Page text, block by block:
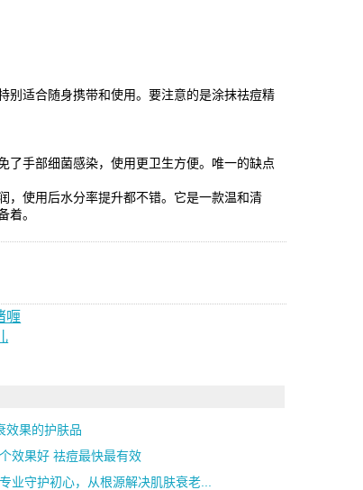
别适合随身携带和使用。要注意的是涂抹祛痘精
了手部细菌感染，使用更卫生方便。唯一的缺点
，使用后水分率提升都不错。它是一款温和清
着。
喱
效果的护肤品
效果好 祛痘最快最有效
业守护初心，从根源解决肌肤衰老...